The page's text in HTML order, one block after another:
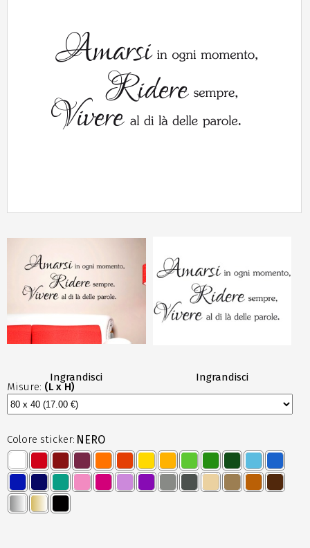
Ingrandisci Ingrandisci
Misure: (L x H)
Colore sticker: NERO